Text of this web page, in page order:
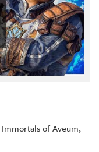
Immortals of Aveum,